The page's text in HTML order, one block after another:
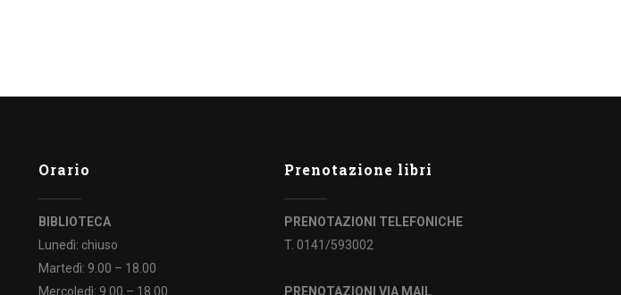
Orario
BIBLIOTECA
Lunedì: chiuso
Martedì: 9.00 – 18.00
Mercoledì: 9.00 – 18.00
Prenotazione libri
PRENOTAZIONI TELEFONICHE
T. 0141/593002
PRENOTAZIONI VIA MAIL